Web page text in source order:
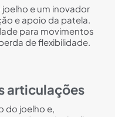
e um inovador
e apoio da patela.
para movimentos
de flexibilidade.
articulações
do joelho e,